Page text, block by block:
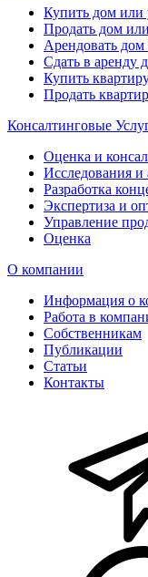
Купить дом или
Продать дом
Арендовать
Сдать в аренду
Купить
Продать
Консалтинговые
Оценка и
Исследования и
Разработка
Экспертиза и
Управление
Оценка
О компании
Информация о
Работа в
Собственникам
Публикации
Статьи
Контакты